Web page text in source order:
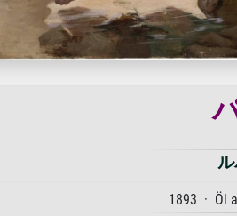
1893 · Öl